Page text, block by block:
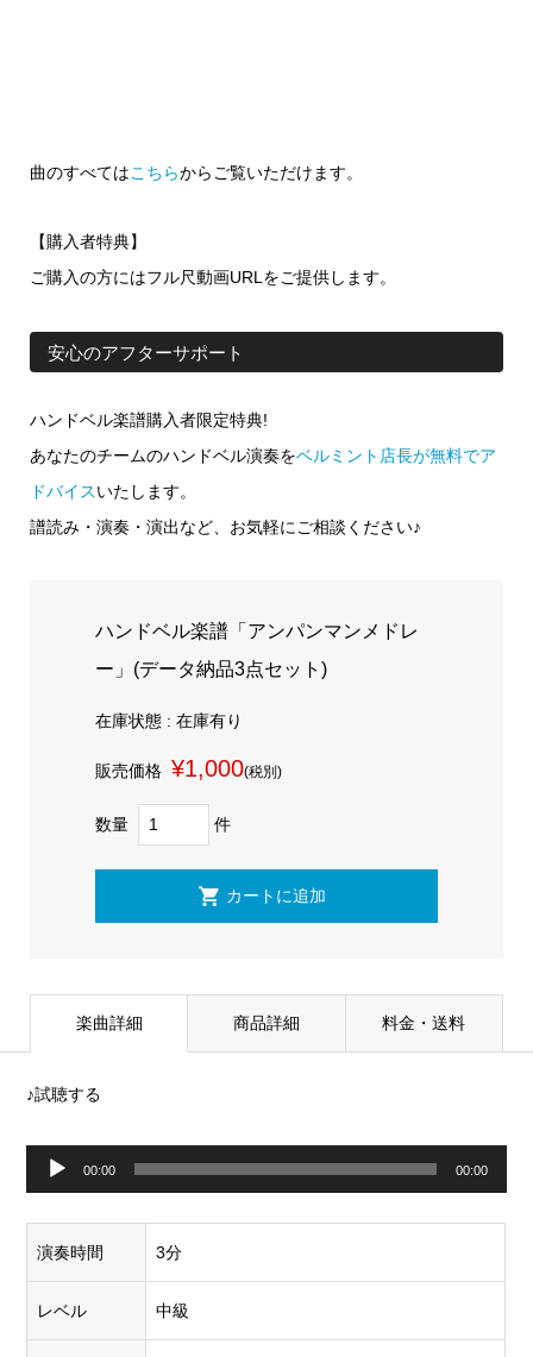
曲のすべてはこちらからご覧いただけます。
【購入者特典】
ご購入の方にはフル尺動画URLをご提供します。
安心のアフターサポート
ハンドベル楽譜購入者限定特典!
あなたのチームのハンドベル演奏をベルミント店長が無料でア
ドバイスいたします。
譜読み・演奏・演出など、お気軽にご相談ください♪
ハンドベル楽譜「アンパンマンメドレ
ー」(データ納品3点セット)
在庫状態 : 在庫有り
販売価格 ¥1,000(税別)
数量 件
楽曲詳細 商品詳細 料金・送料
♪試聴する
声
ー
ヤ
00:00 00:00
演奏時間 3分
レベル 中級